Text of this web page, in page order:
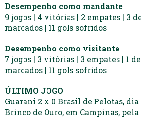
Desempenho como mandante
9 jogos | 4 vitórias | 2 empates | 3
marcados | 11 gols sofridos
Desempenho como visitante
7 jogos | 3 vitórias | 3 empates | 1
marcados | 11 gols sofridos
ÚLTIMO JOGO
Guarani 2 x 0 Brasil de Pelotas, dia
Brinco de Ouro, em Campinas, pela